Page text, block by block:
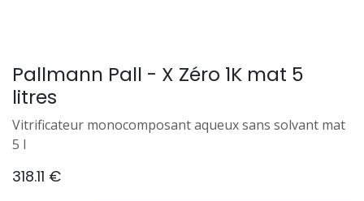
Pallmann Pall - X Zéro 1K mat 5
litres
Vitrificateur monocomposant aqueux sans solvant mat
5 l
318.11 €